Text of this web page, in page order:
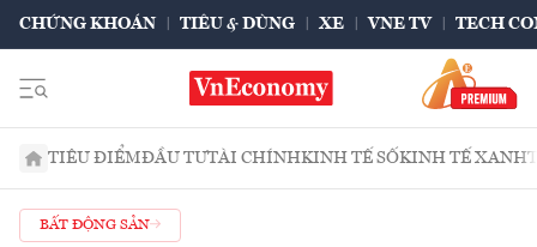
CHỨNG KHOÁN TIÊU & DÙNG XE VNE TV TECH
TIÊU ĐIỂMĐẦU TƯTÀI CHÍNHKINH TẾ SỐKINH TẾ XANH
BẤT ĐỘNG SẢN